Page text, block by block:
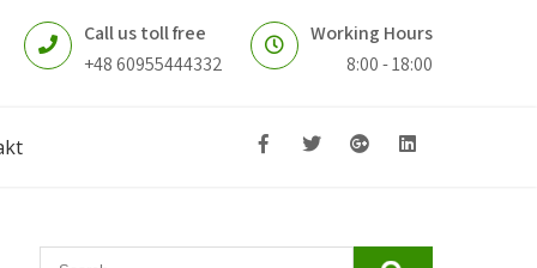
Call us toll free
+48 60955444332
Working Hours
8:00 - 18:00